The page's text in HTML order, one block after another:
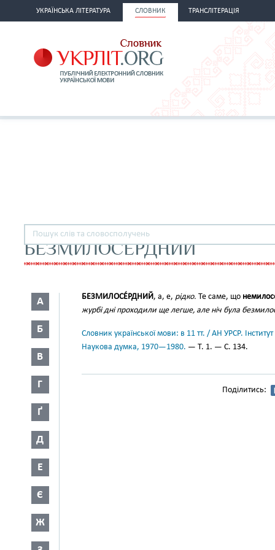
УКРАЇНСЬКА ЛІТЕРАТУРА СЛОВНИК ТРАНСЛІТЕРАЦІЯ
БЕЗМИЛОСЕРДНИЙ
А
Б
В
Г
Ґ
Д
Е
Є
Ж
БЕЗМИЛОСЕ́РДНИЙ, а, е, рідко. Те саме, що
журбі дні проходили ще легше, але ніч була
Словник української мови: в 11 тт. / АН УРСР.
Наукова думка, 1970—1980. — Т. 1. — С. 134.
Поділитись: